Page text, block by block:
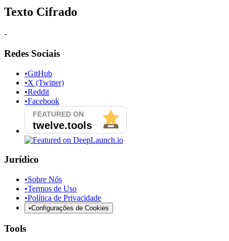
Texto Cifrado
-
Redes Sociais
•GitHub
•X (Twitter)
•Reddit
•Facebook
Jurídico
•Sobre Nós
•Termos de Uso
•Política de Privacidade
•Configurações de Cookies
Tools